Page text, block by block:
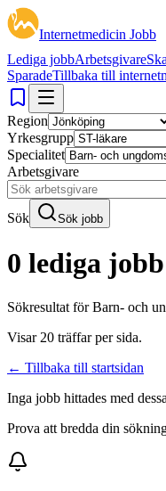
Internetmedicin Jobb
Lediga jobbArbetsgivare
SparadeTillbaka till
Region
Yrkesgrupp
Specialitet
Arbetsgivare
Sök Sök jobb
0 lediga jobb
Sökresultat förBarn- och
Visar 20 träffar per sida.
← Tillbaka till startsidan
Inga jobb hittades med
Prova att bredda din